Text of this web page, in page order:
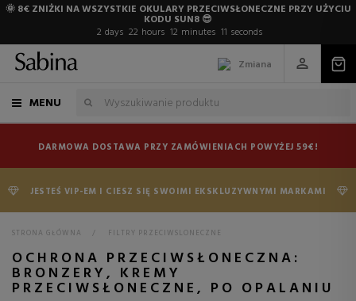
🌞 8€ ZNIŻKI NA WSZYSTKIE OKULARY PRZECIWSŁONECZNE PRZY UŻYCIU
KODU SUN8 😎
2 days 22 hours 12 minutes 9 seconds
Zmiana
MENU
DARMOWA DOSTAWA PRZY ZAMÓWIENIACH POWYŻEJ 59€!
JESTEŚ VIP-EM I CIESZ SIĘ SWOIMI EKSKLUZYWNYMI MARKAMI
STRONA GŁÓWNA > FILTRY PRZECIWSLONECZNE
OCHRONA PRZECIWSŁONECZNA:
BRONZERY, KREMY
PRZECIWSŁONECZNE, PO OPALANIU